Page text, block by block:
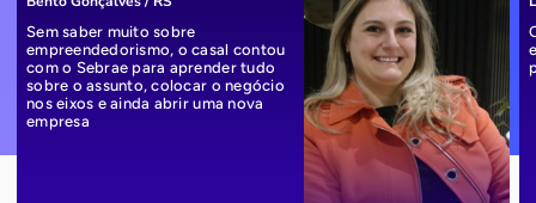
Sem saber muito sobre
empreendedorismo, o casal contou
com o Sebrae para aprender tudo
sobre o assunto, colocar o negócio
nos eixos e ainda abrir uma nova
empresa